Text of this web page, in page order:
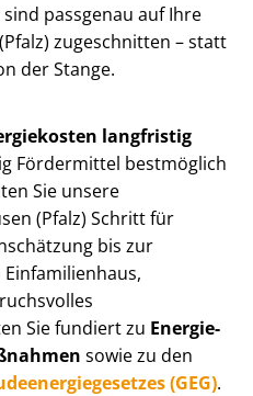
passgenau auf Ihre
zugeschnitten – statt
der Stange.
langfristig
Fördermittel bestmöglich
Sie unsere
(Pfalz) Schritt für
bis zur
Sie fundiert zu En­er­gie­
sowie zu den
(GEG).